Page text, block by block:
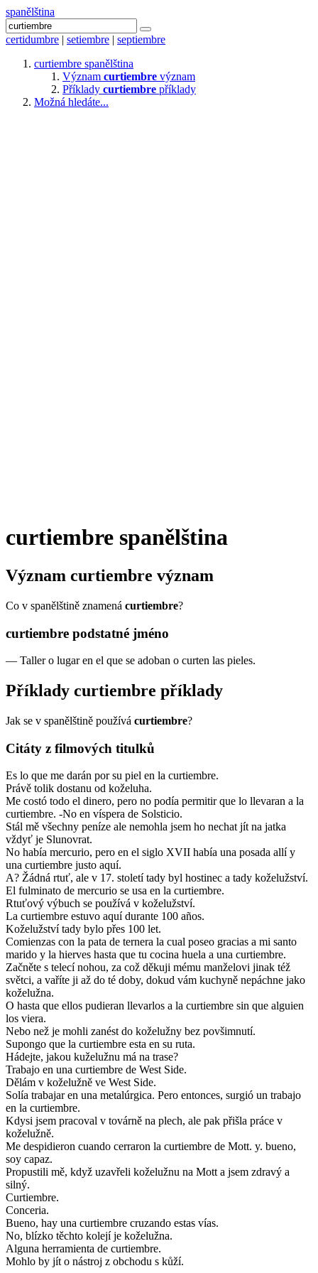
spanělština
certidumbre | setiembre | septiembre
curtiembre spanělština
Význam curtiembre význam
Příklady curtiembre příklady
Možná hledáte...
curtiembre spanělština
Význam curtiembre význam
Co v spanělštině znamená curtiembre?
curtiembre podstatné jméno
— Taller o lugar en el que se adoban o curten las pieles.
Příklady curtiembre příklady
Jak se v spanělštině používá curtiembre?
Citáty z filmových titulků
Es lo que me darán por su piel en la curtiembre.
Právě tolik dostanu od koželuha.
Me costó todo el dinero, pero no podía permitir que lo llevaran a la
curtiembre. -No en víspera de Solsticio.
Stál mě všechny peníze ale nemohla jsem ho nechat jít na jatka
vždyť je Slunovrat.
No había mercurio, pero en el siglo XVII había una posada allí y
una curtiembre justo aquí.
A? Žádná rtuť, ale v 17. století tady byl hostinec a tady koželužství.
El fulminato de mercurio se usa en la curtiembre.
Rtuťový výbuch se používá v koželužství.
La curtiembre estuvo aquí durante 100 años.
Koželužství tady bylo přes 100 let.
Comienzas con la pata de ternera la cual poseo gracias a mi santo
marido y la hierves hasta que tu cocina huela a una curtiembre.
Začněte s telecí nohou, za což děkuji mému manželovi jinak též
světci, a vaříte ji až do té doby, dokud vám kuchyně nepáchne jako
koželužna.
O hasta que ellos pudieran llevarlos a la curtiembre sin que alguien
los viera.
Nebo než je mohli zanést do koželužny bez povšimnutí.
Supongo que la curtiembre esta en su ruta.
Hádejte, jakou kuželužnu má na trase?
Trabajo en una curtiembre de West Side.
Dělám v koželužně ve West Side.
Solía trabajar en una metalúrgica. Pero entonces, surgió un trabajo
en la curtiembre.
Kdysi jsem pracoval v továrně na plech, ale pak přišla práce v
koželužně.
Me despidieron cuando cerraron la curtiembre de Mott. y. bueno,
soy capaz.
Propustili mě, když uzavřeli koželužnu na Mott a jsem zdravý a
silný.
Curtiembre.
Conceria.
Bueno, hay una curtiembre cruzando estas vías.
No, blízko těchto kolejí je koželužna.
Alguna herramienta de curtiembre.
Mohlo by jít o nástroj z obchodu s kůží.